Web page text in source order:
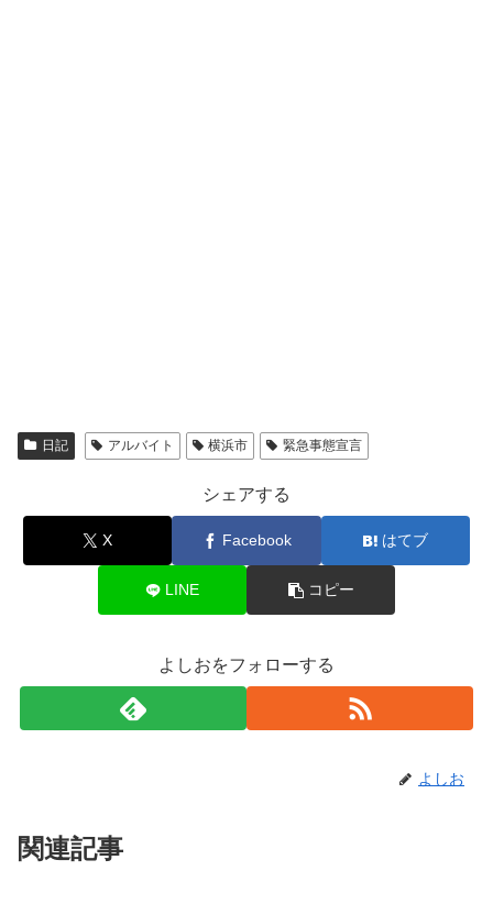
日記 アルバイト 横浜市 緊急事態宣言
シェアする
X Facebook はてブ
LINE コピー
よしおをフォローする
よしお
関連記事